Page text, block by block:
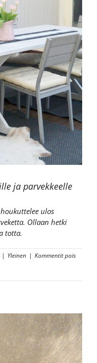
ja parvekkeelle
ulos
Ollaan hetki
totta.
| Yleinen | Kommentit pois